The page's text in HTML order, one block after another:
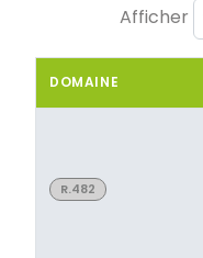
Afficher
DOMAINE
R.482